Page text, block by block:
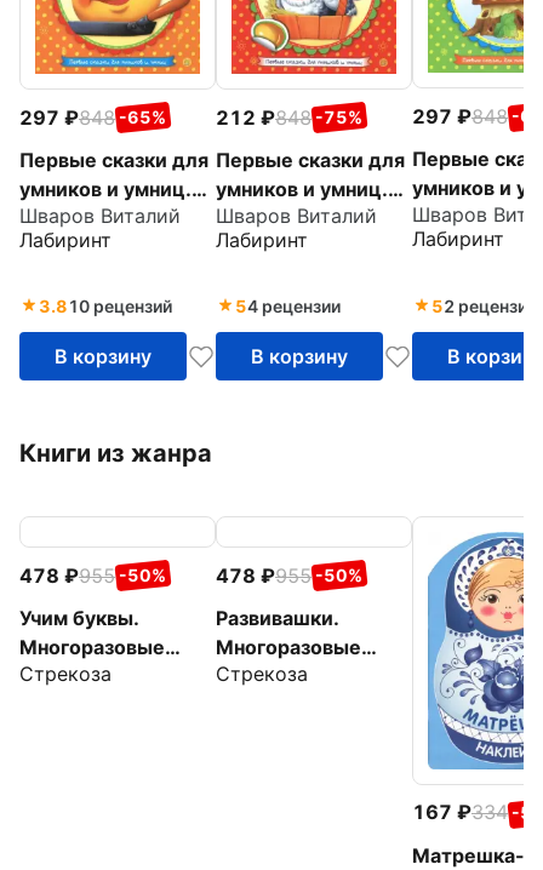
297 848 -65%
Первые сказки для
умников и умниц.
Колобок
Шваров Виталий
Лабиринт
3.810 рецензий
В корзину
212 848 -75%
Первые сказки для
умников и умниц.
Курочка Ряба
Шваров Виталий
Лабиринт
54 рецензии
В корзину
297 848 -
Первые
умников и
Теремок
Шваров
Лабиринт
52 рецензии
В корзину
Книги из жанра
478 955 -50%
Учим буквы.
Многоразовые
рабочие тетради
Стрекоза
478 955 -50%
Развивашки.
Многоразовые
рабочие тетради
Стрекоза
167 334 -
Матрешка-